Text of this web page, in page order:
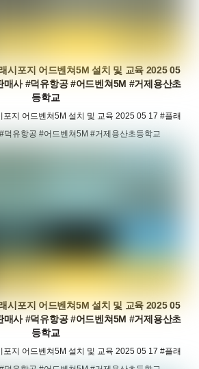
시포지 어드벤쳐5M 설치 및 교육 2025 05
매사 #덕유항공 #어드벤쳐5M #거제용산초
등학교
포지 어드벤쳐5M 설치 및 교육 2025 05 17 #플래
덕유항공 #어드벤쳐5M #거제용산초등학교
시포지 어드벤쳐5M 설치 및 교육 2025 05
매사 #덕유항공 #어드벤쳐5M #거제용산초
등학교
포지 어드벤쳐5M 설치 및 교육 2025 05 17 #플래